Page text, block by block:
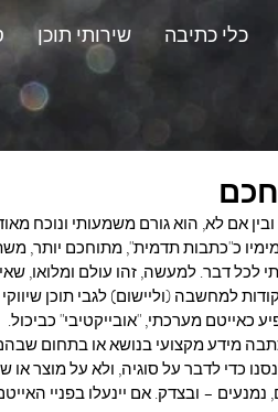
כלי כתיבה שירותי תוכן
חכם
ובין אם לא, הוא גורם משמעותי ונוכח
כ"כתבות תדמית", מתוחכם יותר,
דבר. למעשה, זהו עולם ומלואו, שאין
למחשבה (וליישום) לגבי תוכן
כאייטם מערכתי, "אובייקטיבי" כביכול.
מידע מקצועי בנושא או בתחום
כדי לדבר על סוגיה, ולא על מוצר או
– ובצדק. אם יינעלו בפניי